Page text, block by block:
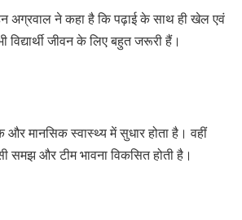
अग्रवाल ने कहा है कि पढ़ाई के साथ ही खेल एवं
विद्यार्थी जीवन के लिए बहुत जरूरी हैं।
मानसिक स्वास्थ्य में सुधार होता है। वहीं
और टीम भावना विकसित होती है।